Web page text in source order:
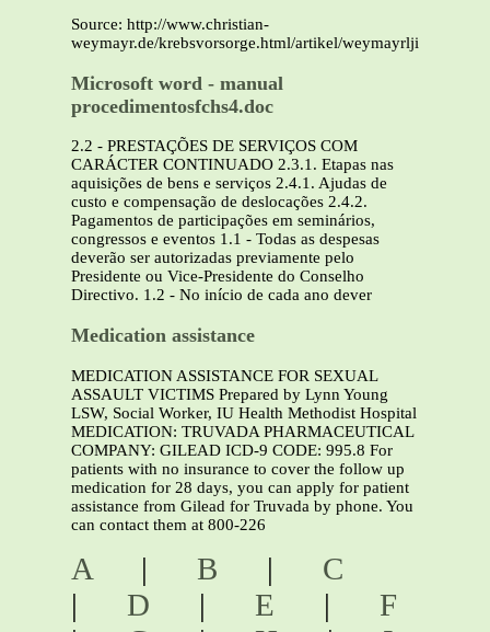
Source: http://www.christian-
weymayr.de/krebsvorsorge.html/artikel/
Microsoft word - manual
procedimentosfchs4.doc
2.2 - PRESTAÇÕES DE SERVIÇOS COM
CARÁCTER CONTINUADO 2.3.1. Etapas nas
aquisições de bens e serviços 2.4.1. Ajudas de
custo e compensação de deslocações 2.4.2.
Pagamentos de participações em seminários,
congressos e eventos 1.1 - Todas as despesas
deverão ser autorizadas previamente pelo
Presidente ou Vice-Presidente do Conselho
Directivo. 1.2 - No início de cada ano dever
Medication assistance
MEDICATION ASSISTANCE FOR SEXUAL
ASSAULT VICTIMS Prepared by Lynn Young
LSW, Social Worker, IU Health Methodist Hospital
MEDICATION: TRUVADA PHARMACEUTICAL
COMPANY: GILEAD ICD-9 CODE: 995.8 For
patients with no insurance to cover the follow up
medication for 28 days, you can apply for patient
assistance from Gilead for Truvada by phone. You
can contact them at 800-226
A | B | C
| D | E | F